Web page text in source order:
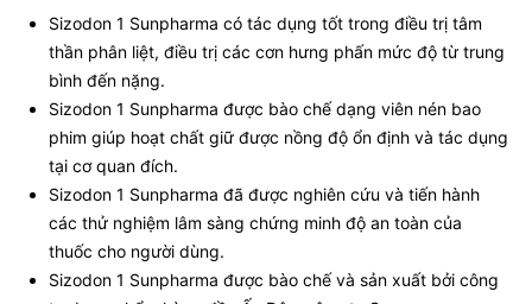
Sizodon 1 Sunpharma có tác dụng tốt trong điều trị tâm
thần phân liệt, điều trị các cơn hưng phấn mức độ từ trung
bình đến nặng.
Sizodon 1 Sunpharma được bào chế dạng viên nén bao
phim giúp hoạt chất giữ được nồng độ ổn định và tác dụng
tại cơ quan đích.
Sizodon 1 Sunpharma đã được nghiên cứu và tiến hành
các thử nghiệm lâm sàng chứng minh độ an toàn của
thuốc cho người dùng.
Sizodon 1 Sunpharma được bào chế và sản xuất bởi công